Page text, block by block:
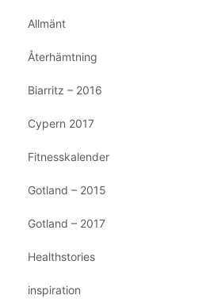
Allmänt
Återhämtning
Biarritz – 2016
Cypern 2017
Fitnesskalender
Gotland – 2015
Gotland – 2017
Healthstories
inspiration